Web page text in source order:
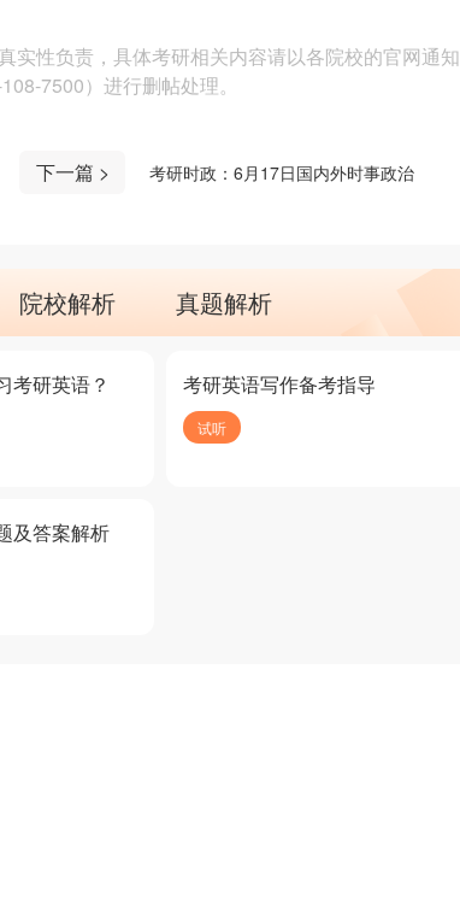
实性负责，具体考研相关内容请以各院校的官网通知
7500）进行删帖处理。
下一篇 > 考研时政：6月17日国内外时事政治
院校解析 真题解析
考研英语？ 考研英语写作备考指导
试听
及答案解析